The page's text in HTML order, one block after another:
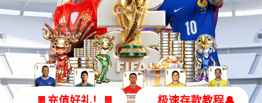
CQ9
CQ9
商务服务
关于阿波罗